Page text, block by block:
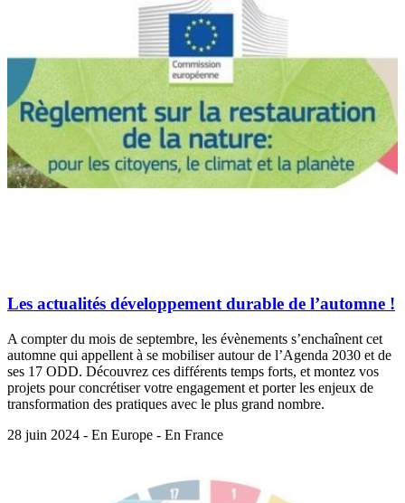
Les actualités développement durable de l’automne !
A compter du mois de septembre, les évènements s’enchaînent cet
automne qui appellent à se mobiliser autour de l’Agenda 2030 et de
ses 17 ODD. Découvrez ces différents temps forts, et montez vos
projets pour concrétiser votre engagement et porter les enjeux de
transformation des pratiques avec le plus grand nombre.
28 juin 2024 - En Europe - En France